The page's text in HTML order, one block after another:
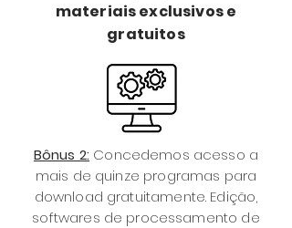
materiais exclusivos e
gratuitos
Bônus 2: Concedemos acesso a
mais de quinze programas para
download gratuitamente. Edição,
softwares de processamento de